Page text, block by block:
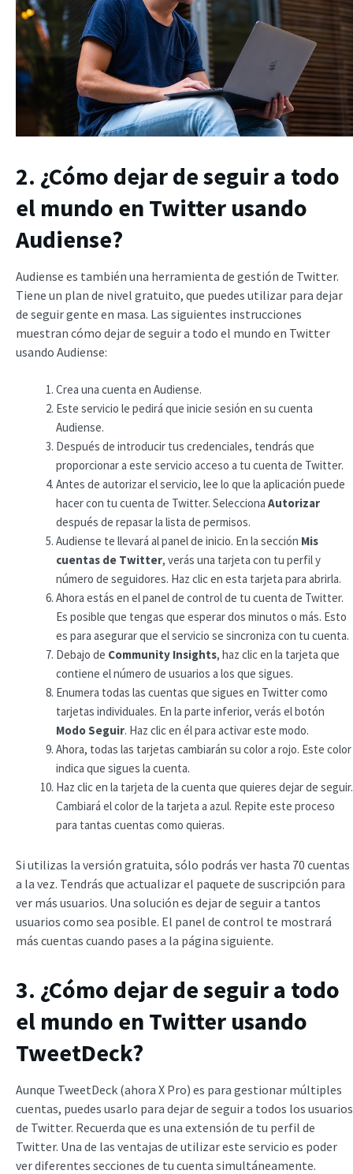
2. ¿Cómo dejar de seguir a todo
el mundo en Twitter usando
Audiense?
Audiense es también una herramienta de gestión de Twitter.
Tiene un plan de nivel gratuito, que puedes utilizar para dejar
de seguir gente en masa. Las siguientes instrucciones
muestran cómo dejar de seguir a todo el mundo en Twitter
usando Audiense:
Crea una cuenta en Audiense.
Este servicio le pedirá que inicie sesión en su cuenta
Audiense.
Después de introducir tus credenciales, tendrás que
proporcionar a este servicio acceso a tu cuenta de Twitter.
Antes de autorizar el servicio, lee lo que la aplicación puede
hacer con tu cuenta de Twitter. Selecciona Autorizar
después de repasar la lista de permisos.
Audiense te llevará al panel de inicio. En la sección Mis
cuentas de Twitter, verás una tarjeta con tu perfil y
número de seguidores. Haz clic en esta tarjeta para abrirla.
Ahora estás en el panel de control de tu cuenta de Twitter.
Es posible que tengas que esperar dos minutos o más. Esto
es para asegurar que el servicio se sincroniza con tu cuenta.
Debajo de Community Insights, haz clic en la tarjeta que
contiene el número de usuarios a los que sigues.
Enumera todas las cuentas que sigues en Twitter como
tarjetas individuales. En la parte inferior, verás el botón
Modo Seguir. Haz clic en él para activar este modo.
Ahora, todas las tarjetas cambiarán su color a rojo. Este color
indica que sigues la cuenta.
Haz clic en la tarjeta de la cuenta que quieres dejar de seguir.
Cambiará el color de la tarjeta a azul. Repite este proceso
para tantas cuentas como quieras.
Si utilizas la versión gratuita, sólo podrás ver hasta 70 cuentas
a la vez. Tendrás que actualizar el paquete de suscripción para
ver más usuarios. Una solución es dejar de seguir a tantos
usuarios como sea posible. El panel de control te mostrará
más cuentas cuando pases a la página siguiente.
3. ¿Cómo dejar de seguir a todo
el mundo en Twitter usando
TweetDeck?
Aunque TweetDeck (ahora X Pro) es para gestionar múltiples
cuentas, puedes usarlo para dejar de seguir a todos los usuarios
de Twitter. Recuerda que es una extensión de tu perfil de
Twitter. Una de las ventajas de utilizar este servicio es poder
ver diferentes secciones de tu cuenta simultáneamente.